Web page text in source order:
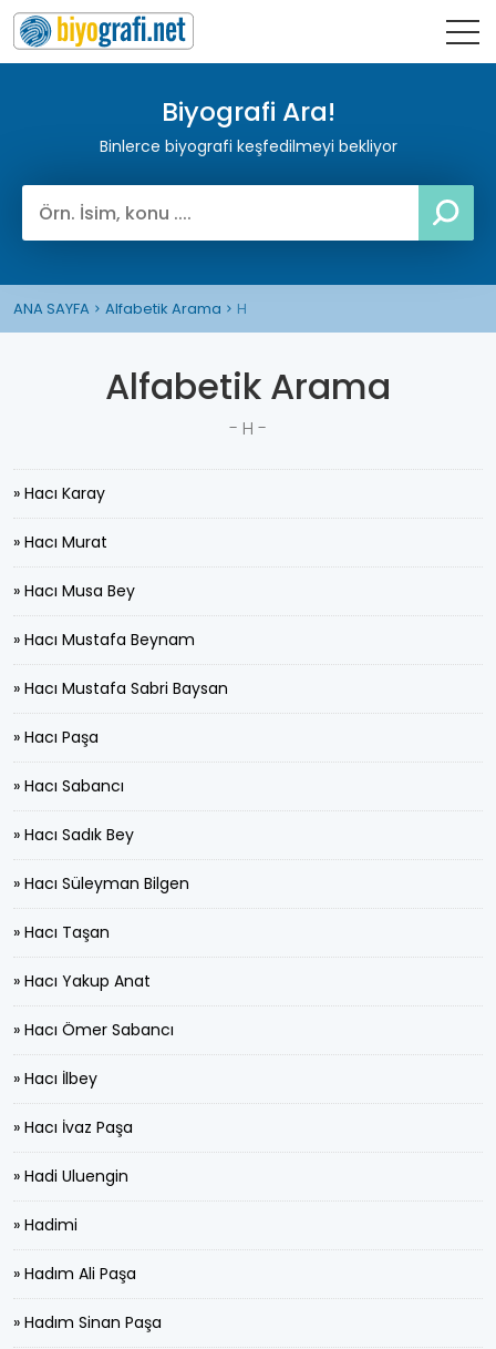
Biyografi Ara!
Binlerce biyografi keşfedilmeyi bekliyor
ANA SAYFA Alfabetik Arama H
Alfabetik Arama
- H -
» Hacı Karay
» Hacı Murat
» Hacı Musa Bey
» Hacı Mustafa Beynam
» Hacı Mustafa Sabri Baysan
» Hacı Paşa
» Hacı Sabancı
» Hacı Sadık Bey
» Hacı Süleyman Bilgen
» Hacı Taşan
» Hacı Yakup Anat
» Hacı Ömer Sabancı
» Hacı İlbey
» Hacı İvaz Paşa
» Hadi Uluengin
» Hadimi
» Hadım Ali Paşa
» Hadım Sinan Paşa